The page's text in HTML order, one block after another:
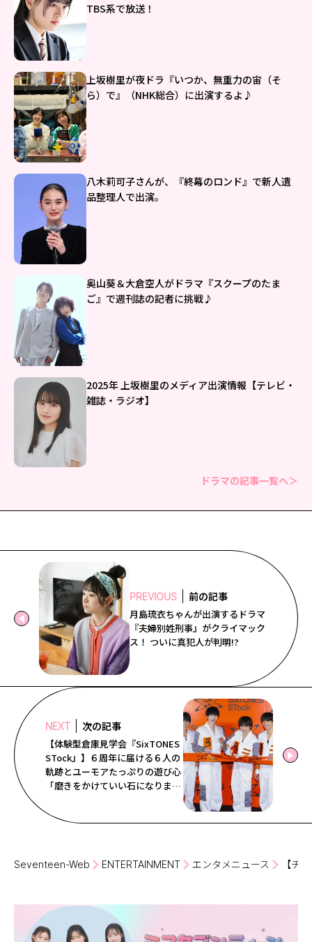
TBS系で放送！
上坂樹里が夜ドラ『いつか、無重力の宙（そ
ら）で』（NHK総合）に出演するよ♪
八木莉可子さんが、『終幕のロンド』で新人遺
品整理人で出演。
奥山葵＆大倉空人がドラマ『スクープのたま
ご』で週刊誌の記者に挑戦♪
2025年 上坂樹里のメディア出演情報【テレビ・
雑誌・ラジオ】
ドラマの記事一覧へ＞
PREVIOUS 前の記事
月島琉衣ちゃんが出演するドラマ
『夫婦別姓刑事』がクライマック
ス！ ついに真犯人が判明!?
NEXT 次の記事
【体験型倉庫見学会『SixTONES
STock』】６周年に届ける６人の
軌跡とユーモアたっぷりの遊び心
「磨きをかけていい石になりま
Seventeen-Web ENTERTAINMENT エンタメニュース 【チ